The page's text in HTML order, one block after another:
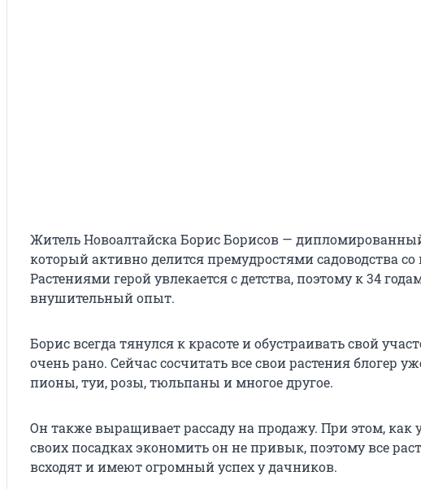
Житель Новоалтайска Борис Борисов —
который активно делится премудростями садоводства
Растениями герой увлекается с детства, поэтому к 34
внушительный опыт.
Борис всегда тянулся к красоте и обустраивать свой
очень рано. Сейчас сосчитать все свои растения блогер
пионы, туи, розы, тюльпаны и многое другое.
Он также выращивает рассаду на продажу. При этом, как
своих посадках экономить он не привык, поэтому все
всходят и имеют огромный успех у дачников.